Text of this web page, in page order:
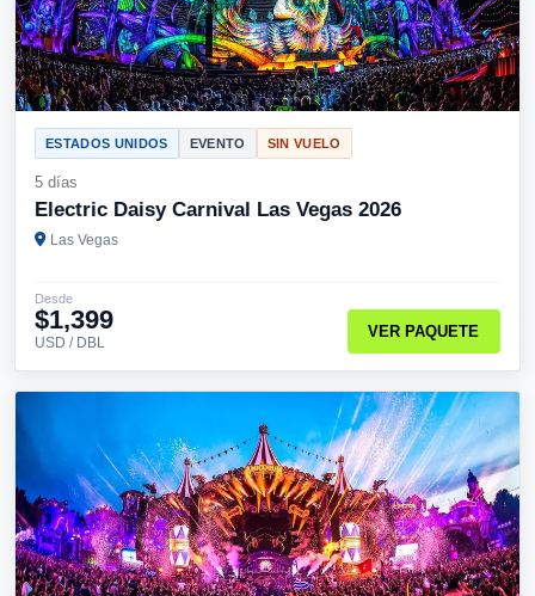
ESTADOS UNIDOS EVENTO SIN VUELO
5 días
Electric Daisy Carnival Las Vegas 2026
Las Vegas
Desde
$1,399
USD / DBL
VER PAQUETE